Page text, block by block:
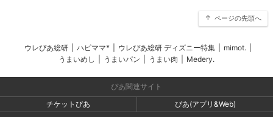
ページの先頭へ
ウレぴあ総研 ハピママ* ウレぴあ総研 ディズニー特集 mimot.
うまいめし
うまいパン うまい肉 Medery.
ぴあ関連サイト
チケットぴあ
ぴあ(アプリ&Web)